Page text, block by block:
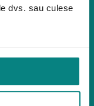
dvs. sau culese